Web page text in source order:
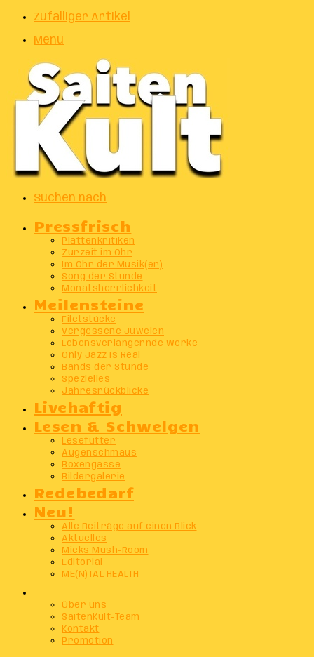
Zufälliger Artikel
Menu
Suchen nach
Pressfrisch
Plattenkritiken
Zurzeit im Ohr
Im Ohr der Musik(er)
Song der Stunde
Monatsherrlichkeit
Meilensteine
Filetstücke
Vergessene Juwelen
Lebensverlängernde Werke
Only Jazz Is Real
Bands der Stunde
Spezielles
Jahresrückblicke
Livehaftig
Lesen & Schwelgen
Lesefutter
Augenschmaus
Boxengasse
Bildergalerie
Redebedarf
Neu!
Alle Beiträge auf einen Blick
Aktuelles
Micks Mush-Room
Editorial
ME(N)TAL HEALTH
Über uns
SaitenKult-Team
Kontakt
Promotion